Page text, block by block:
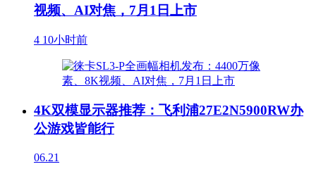
视频、AI对焦，7月1日上市
4 10小时前
4K双模显示器推荐：飞利浦27E2N5900RW办
公游戏皆能行
06.21